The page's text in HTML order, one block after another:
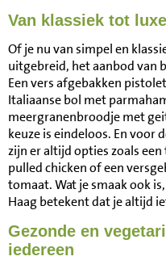
Van klassiek tot
Of je nu van simpel en
uitgebreid, het aanbod van
Een vers afgebakken
Italiaanse bol met
meergranenbroodje met
keuze is eindeloos. En voor
zijn er altijd opties zoals
pulled chicken of een
tomaat. Wat je smaak ook
Haag betekent dat je altijd
Gezonde en
iedereen